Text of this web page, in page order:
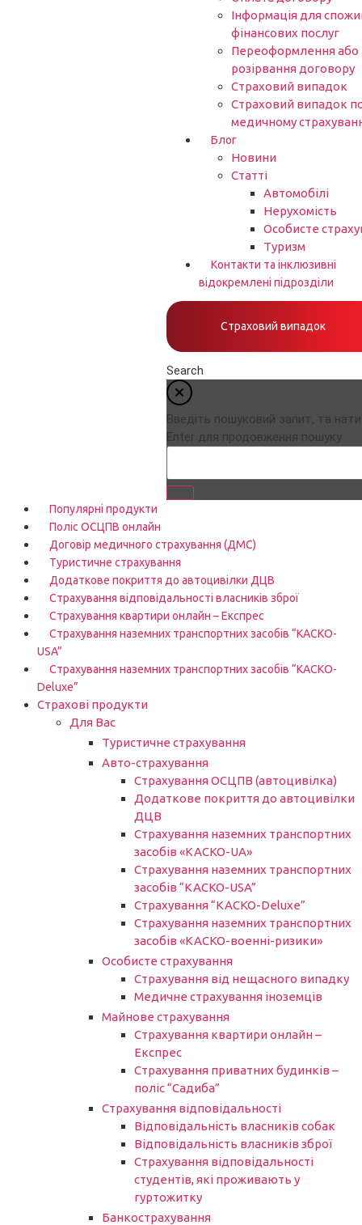
Інформація для
фінансових послуг
Переоформлення або
розірвання договору
Страховий випадок
Страховий випадок
медичному
Блог
Новини
Статті
Автомобілі
Нерухомість
Особисте
Туризм
Контакти та інклюзивні
відокремлені підрозділи
Страховий випадок
Search
Введіть пошуковий запит, та
Enter для продовження пошуку
Популярні продукти
Поліс ОСЦПВ онлайн
Договір медичного страхування (ДМС)
Туристичне страхування
Додаткове покриття до автоцивілки ДЦВ
Страхування відповідальності власників зброї
Страхування квартири онлайн – Експрес
Страхування наземних транспортних засобів “КАСКО-
USA”
Страхування наземних транспортних засобів “КАСКО-
Deluxe”
Страхові продукти
Для Вас
Туристичне страхування
Авто-страхування
Страхування ОСЦПВ (автоцивілка)
Додаткове покриття до автоцивілки
ДЦВ
Страхування наземних транспортних
засобів «КАСКО-UA»
Страхування наземних транспортних
засобів “КАСКО-USA”
Страхування “КАСКО-Deluxe”
Страхування наземних транспортних
засобів «КАСКО-военні-ризики»
Особисте страхування
Страхування від нещасного випадку
Медичне страхування іноземців
Майнове страхування
Страхування квартири онлайн –
Експрес
Страхування приватних будинків –
поліс “Садиба”
Страхування відповідальності
Відповідальність власників собак
Відповідальність власників зброї
Страхування відповідальності
студентів, які проживають у
гуртожитку
Банкострахування